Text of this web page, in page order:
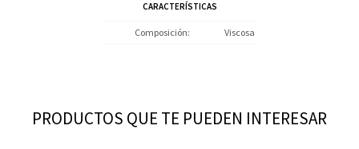
CARACTERÍSTICAS
Composición Viscosa
PRODUCTOS QUE TE PUEDEN INTERESAR